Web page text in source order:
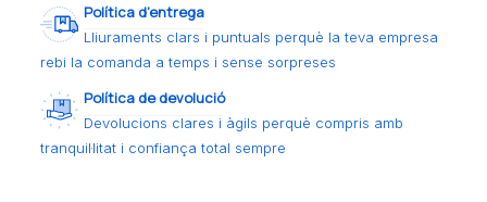
Política d’entrega
Lliuraments clars i puntuals perquè la teva empresa
rebi la comanda a temps i sense sorpreses
Política de devolució
Devolucions clares i àgils perquè compris amb
tranquil·litat i confiança total sempre